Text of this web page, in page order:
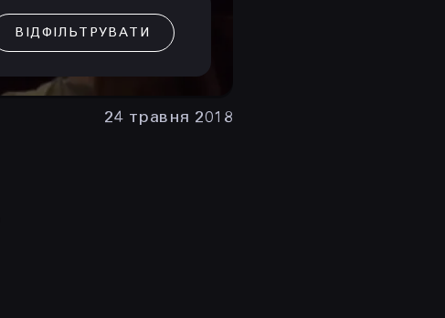
ВІДФІЛЬТРУВАТИ
24 травня 2018